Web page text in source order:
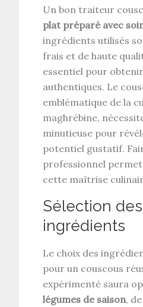
Un bon traiteur
plat préparé avec
ingrédients utilisés
frais et de haute
essentiel pour
authentiques. Le
emblématique de la
maghrébine,
minutieuse pour
potentiel gustatif.
professionnel
cette maîtrise
Sélection des
ingrédients
Le choix des
pour un couscous
expérimenté saura
légumes de saison,